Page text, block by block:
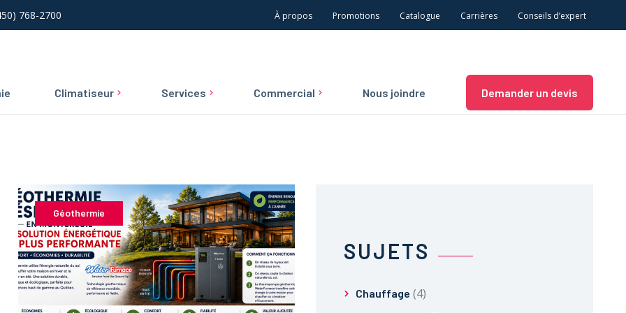
768-2700 À propos Promotions Catalogue Carrières Conseils d’expert
Climatiseur Services Commercial Nous joindre Demander un devis
Géothermie
SUJETS
Chauffage (4)